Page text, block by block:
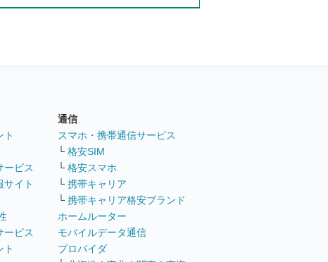
ト
ービス
サイト
ービス
ト
通信
スマホ・携帯通信サービス
└ 格安SIM
└ 格安スマホ
└ 携帯キャリア
└ 携帯キャリア格安ブランド
ホームルーター
モバイルデータ通信
プロバイダ